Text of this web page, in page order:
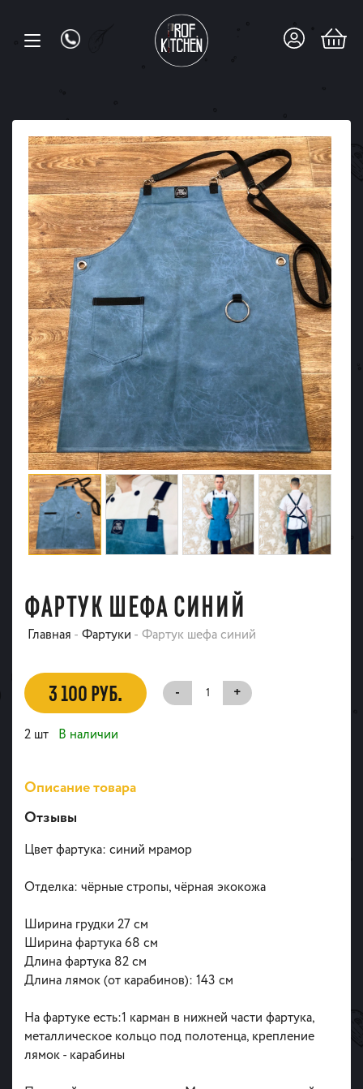
ФАРТУК ШЕФА СИНИЙ
Главная - Фартуки - Фартук шефа синий
3 100 РУБ. - +
2 шт В наличии
Описание товара
Отзывы
Цвет фартука: синий мрамор
Отделка: чёрные стропы, чёрная экокожа
Ширина грудки 27 см
Ширина фартука 68 см
Длина фартука 82 см
Длина лямок (от карабинов): 143 см
На фартуке есть:1 карман в нижней части фартука,
металлическое кольцо под полотенца, крепление
лямок - карабины